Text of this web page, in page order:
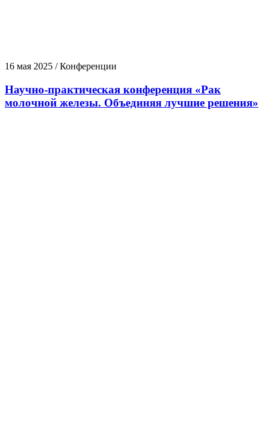
16 мая 2025 / Конференции
Научно-практическая конференция «Рак
молочной железы. Объединяя лучшие решения»